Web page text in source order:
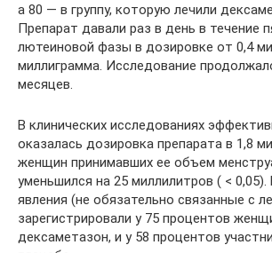
а 80 — в группу, которую лечили
Препарат давали раз в день в течение
лютеиновой фазы в дозировке от 0,4
миллиграмма. Исследование
месяцев.
В клинических исследованиях
оказалась дозировка препарата в 1,8
женщин принимавших ее объем
уменьшился на 25 миллилитров ( <
явления (не обязательно связанные с
зарегистрировали у 75 процентов
дексаметазон, и у 58 процентов